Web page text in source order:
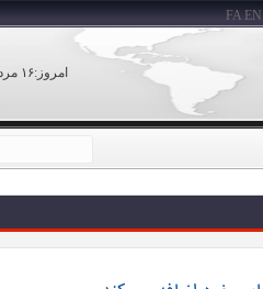
امروز:۱۶ مرداد ۰۵
FA EN